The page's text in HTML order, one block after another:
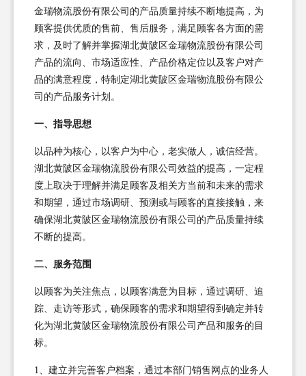
金瑞物流股份有限公司的产品质量持续不断地提高，为
顾客提供优质的售前、售后服务，满足顾客各方面的需
求，及时了解并掌握湖北黄陂区金瑞物流股份有限公司
产品的流向、市场适应性、产品价格定位以及客户对产
品的满意程度，特制定湖北黄陂区金瑞物流股份有限公
司的产品服务计划。
一、指导思想
以品种为核心，以客户为中心，老实做人，诚信经营。
湖北黄陂区金瑞物流股份有限公司效益的提高，一定程
度上取决于理解并满足顾客及相关方当前和未来的需求
和期望，通过市场调研、预测或与顾客的直接接触，来
确保湖北黄陂区金瑞物流股份有限公司的产品质量持续
不断的提高。
二、服务范围
以顾客为关注焦点，以顾客满意为目标，通过调研、追
踪、走访等形式，确保顾客的需求和期望得到确定并转
化为湖北黄陂区金瑞物流股份有限公司产品和服务的目
标。
1、建立并完善客户档案，通过本部门销售网点的业务人